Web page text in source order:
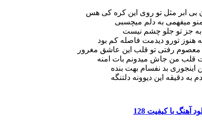
ابر مثل تو روی این کره کی هس
میفهمی به دلم میچسبی
جز تو جلو چشم نیست
هنوز تورو دیدمت فاصله کم بود
رفتی تو قلب این عاشق مغرور
قلب من جاش میدونم بات امنه
اینجوری بد نفسام بهت بنده
به دقیقه این دیوونه دلتنگه
آهنگ با کیفیت 128